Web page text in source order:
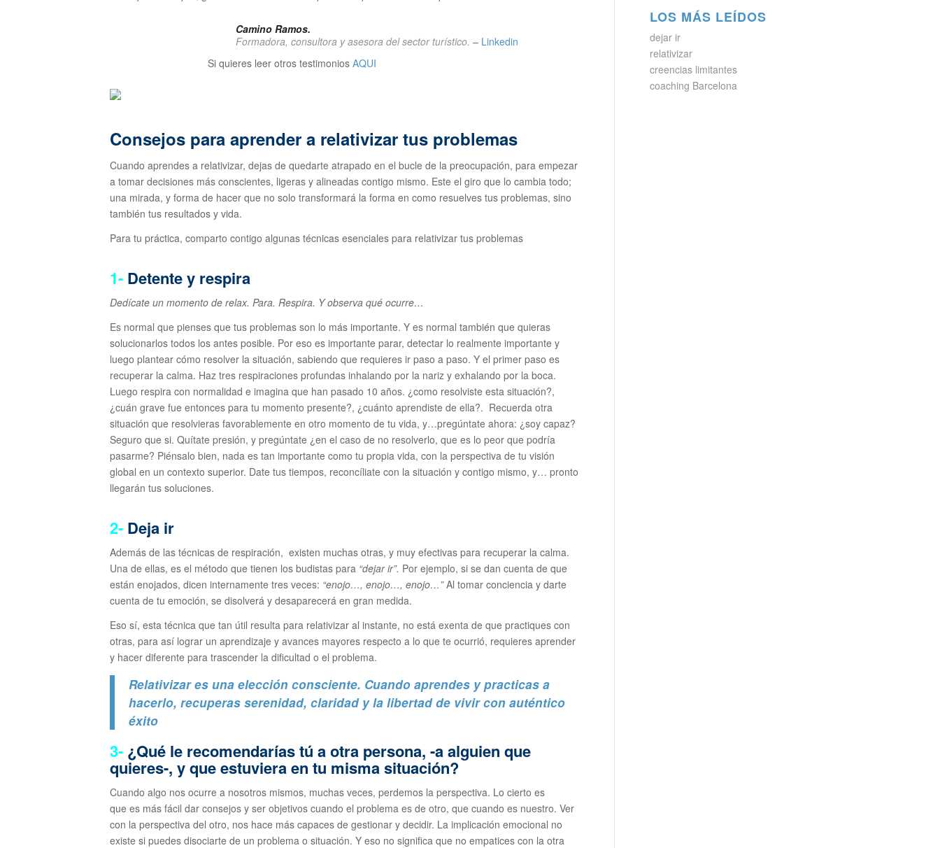
Camino Ramos.
Formadora, consultora y asesora del sector turístico. – Linkedin
Si quieres leer otros testimonios AQUI
Consejos para aprender a relativizar tus problemas
Cuando aprendes a relativizar, dejas de quedarte atrapado en el bucle de la preocupación, para empezar
a tomar decisiones más conscientes, ligeras y alineadas contigo mismo. Este el giro que lo cambia todo;
una mirada, y forma de hacer que no solo transformará la forma en como resuelves tus problemas, sino
también tus resultados y vida.
Para tu práctica, comparto contigo algunas técnicas esenciales para relativizar tus problemas
1- Detente y respira
Dedícate un momento de relax. Para. Respira. Y observa qué ocurre…
Es normal que pienses que tus problemas son lo más importante. Y es normal también que quieras
solucionarlos todos los antes posible. Por eso es importante parar, detectar lo realmente importante y
luego plantear cómo resolver la situación, sabiendo que requieres ir paso a paso. Y el primer paso es
recuperar la calma. Haz tres respiraciones profundas inhalando por la nariz y exhalando por la boca.
Luego respira con normalidad e imagina que han pasado 10 años. ¿como resolviste esta situación?,
¿cuán grave fue entonces para tu momento presente?, ¿cuánto aprendiste de ella?. Recuerda otra
situación que resolvieras favorablemente en otro momento de tu vida, y…pregúntate ahora: ¿soy capaz?
Seguro que si. Quítate presión, y pregúntate ¿en el caso de no resolverlo, que es lo peor que podría
pasarme? Piénsalo bien, nada es tan importante como tu propia vida, con la perspectiva de tu visión
global en un contexto superior. Date tus tiempos, reconcíliate con la situación y contigo mismo, y… pronto
llegarán tus soluciones.
2- Deja ir
Además de las técnicas de respiración, existen muchas otras, y muy efectivas para recuperar la calma.
Una de ellas, es el método que tienen los budistas para “dejar ir”. Por ejemplo, si se dan cuenta de que
están enojados, dicen internamente tres veces: “enojo…, enojo…, enojo…”Al tomar conciencia y darte
cuenta de tu emoción, se disolverá y desaparecerá en gran medida.
Eso sí, esta técnica que tan útil resulta para relativizar al instante, no está exenta de que practiques con
otras, para así lograr un aprendizaje y avances mayores respecto a lo que te ocurrió, requieres aprender
y hacer diferente para trascender la dificultad o el problema.
Relativizar es una elección consciente. Cuando aprendes y practicas a
hacerlo, recuperas serenidad, claridad y la libertad de vivir con auténtico
éxito
3- ¿Qué le recomendarías tú a otra persona, -a alguien que
quieres-, y que estuviera en tu misma situación?
Cuando algo nos ocurre a nosotros mismos, muchas veces, perdemos la perspectiva. Lo cierto es
que es más fácil dar consejos y ser objetivos cuando el problema es de otro, que cuando es nuestro. Ver
con la perspectiva del otro, nos hace más capaces de gestionar y decidir. La implicación emocional no
existe si puedes disociarte de un problema o situación. Y eso no significa que no empatices con la otra
LOS MÁS LEÍDOS
dejar ir
relativizar
creencias limitantes
coaching Barcelona